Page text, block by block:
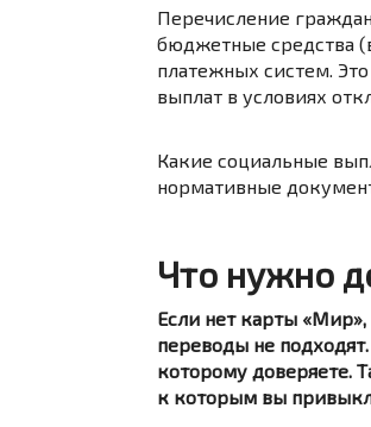
Перечисление
бюджетные средства
платежных систем.
выплат в условиях
Какие социальные
нормативные
Что нужно
Если нет карты
переводы не
которому доверяете.
к которым вы